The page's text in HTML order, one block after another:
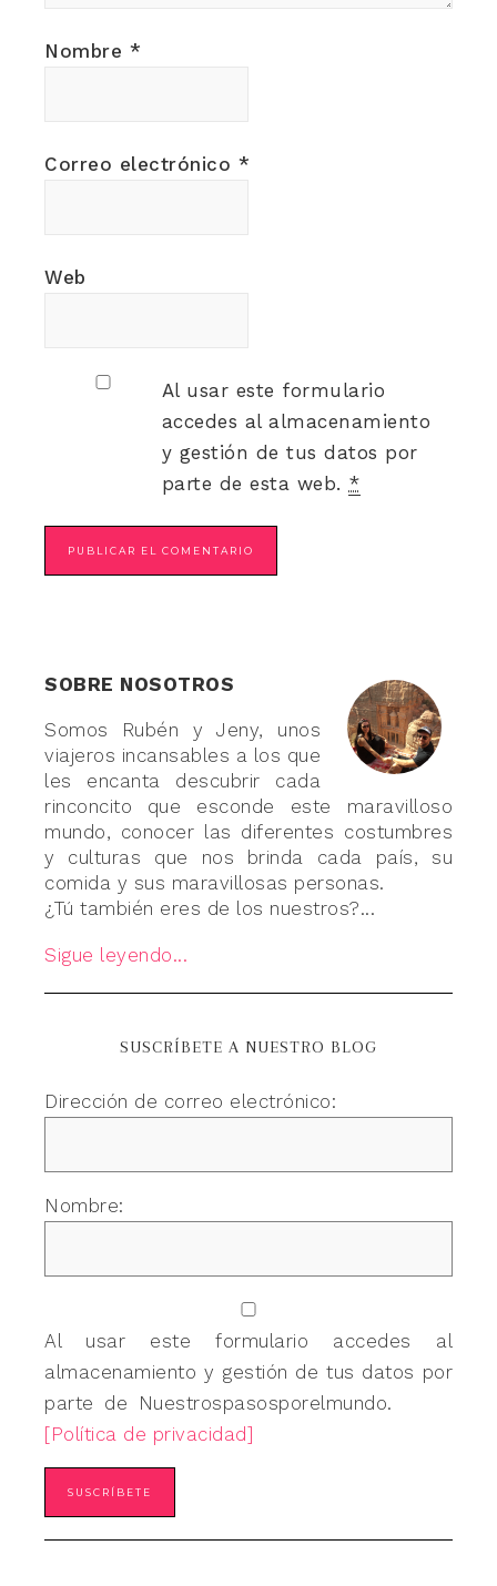
Nombre *
Correo electrónico *
Web
Al usar este formulario
accedes al almacenamiento
y gestión de tus datos por
parte de esta web. *
SOBRE NOSOTROS
Somos Rubén y Jeny, unos
viajeros incansables a los que
les encanta descubrir cada
rinconcito que esconde este maravilloso
mundo, conocer las diferentes costumbres
y culturas que nos brinda cada país, su
comida y sus maravillosas personas.
¿Tú también eres de los nuestros?...
Sigue leyendo...
SUSCRÍBETE A NUESTRO BLOG
Dirección de correo electrónico:
Nombre:
Al usar este formulario accedes al
almacenamiento y gestión de tus datos por
parte de Nuestrospasosporelmundo.
[Política de privacidad]